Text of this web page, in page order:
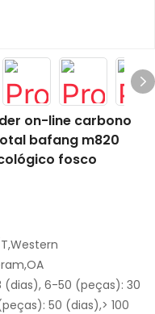
on-line carbono
bafang m820
fosco
(dias), 6-50 (peças): 30
50 (dias),> 100